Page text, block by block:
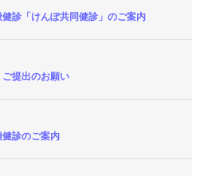
診「けんぽ共同健診」のご案内
ご提出のお願い
診のご案内